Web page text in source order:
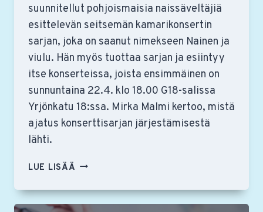
suunnitellut pohjoismaisia naissäveltäjiä
esittelevän seitsemän kamarikonsertin
sarjan, joka on saanut nimekseen Nainen ja
viulu. Hän myös tuottaa sarjan ja esiintyy
itse konserteissa, joista ensimmäinen on
sunnuntaina 22.4. klo 18.00 G18-salissa
Yrjönkatu 18:ssa. Mirka Malmi kertoo, mistä
ajatus konserttisarjan järjestämisestä
lähti.
LUE LISÄÄ MIRKA
SUUNNITTELEMA
NAINEN